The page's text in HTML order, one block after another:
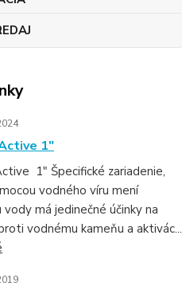
1″
1″ Špecifické zariadenie,
vodného víru mení
má jedinečné účinky na
vodnému kameňu a aktivác...